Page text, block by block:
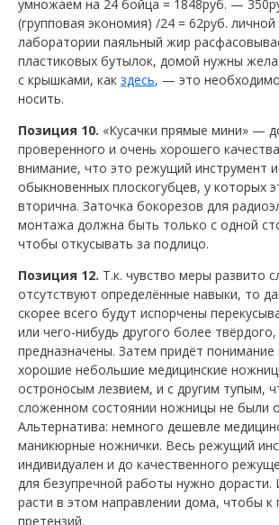
умножаем на 24 бойца = 1848руб. —
(групповая экономия) /24 = 62руб.
лаборатории паяльный жир
пластиковых бутылок, домой нужны
с крышками, как здесь, — это
носить.
Позиция 10. «Кусачки прямые мини» —
проверенного и очень хорошего
внимание, что это режущий инструмент
обыкновенных плоскогубцев, у которых
вторична. Заточка бокорезов для
монтажа должна быть только с одной
чтобы откусывать за подлицо.
Позиция 12. Т.к. чувство меры развито
отсутствуют определённые навыки, то
скорее всего будут испорчены
или чего-нибудь другого более
предназначены. Затем придёт
хорошие небольшие медицинские
остроносым лезвием, и с другим тупым,
сложенном состоянии ножницы не были
Альтернатива: немного дешевле
маникюрные ножнички. Весь режущий
индивидуален и до качественного
для безупречной работы нужно
расти в этом направлении дома, чтобы к
претензий.